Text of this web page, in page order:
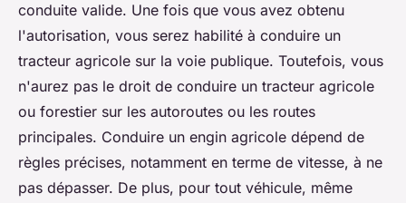
conduite valide. Une fois que vous avez obtenu
l'autorisation, vous serez habilité à conduire un
tracteur agricole sur la voie publique. Toutefois, vous
n'aurez pas le droit de conduire un tracteur agricole
ou forestier sur les autoroutes ou les routes
principales. Conduire un engin agricole dépend de
règles précises, notamment en terme de vitesse, à ne
pas dépasser. De plus, pour tout véhicule, même